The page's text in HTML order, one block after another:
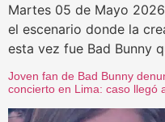
Martes 05 de Mayo
el escenario donde la
esta vez fue Bad Bunny
Joven fan de Bad Bunny
concierto en Lima: caso llegó